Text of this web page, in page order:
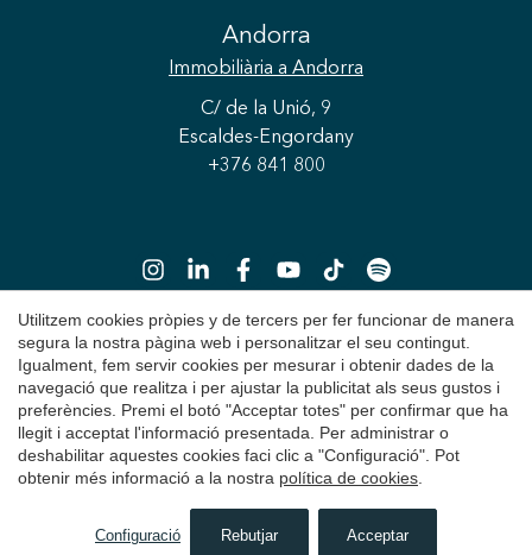
Andorra
Immobiliària a Andorra
C/ de la Unió, 9
Escaldes-Engordany
+376 841 800
Copyright 2026 © Durán Carasso
Avís Legal
Política de Privacitat
Utilitzem cookies pròpies y de tercers per fer funcionar de manera
segura la nostra pàgina web i personalitzar el seu contingut.
Igualment, fem servir cookies per mesurar i obtenir dades de la
navegació que realitza i per ajustar la publicitat als seus gustos i
preferències. Premi el botó "Acceptar totes" per confirmar que ha
llegit i acceptat l'informació presentada. Per administrar o
deshabilitar aquestes cookies faci clic a "Configuració". Pot
obtenir més informació a la nostra política de cookies.
Configuració Rebutjar Acceptar